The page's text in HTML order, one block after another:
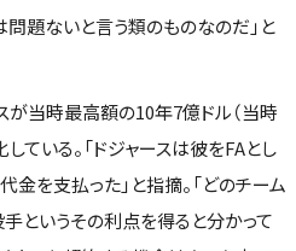
題ないと言う類のものなのだ」と
が当時最高額の10年7億ドル（当時
ている。「ドジャースは彼をFAとし
を支払った」と指摘。「どのチーム
というその利点を得ると分かって